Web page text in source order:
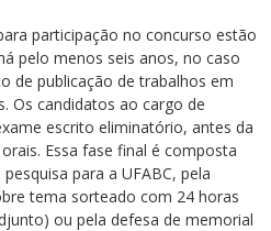
participação no concurso estão
pelo menos seis anos, no caso
de publicação de trabalhos em
Os candidatos ao cargo de
escrito eliminatório, antes da
Essa fase final é composta
para a UFABC, pela
tema sorteado com 24 horas
ou pela defesa de memorial